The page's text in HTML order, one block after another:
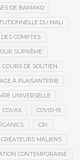
DE BAMAKO
DU MALI
COMPTES
SUPRÊME
COURS DE SOUTIEN
À PLAISANTERIE
UNIVERSELLE
COVAX COVID-19
CPI
CRÉATEURS MALIENS
CONTEMPORAINE